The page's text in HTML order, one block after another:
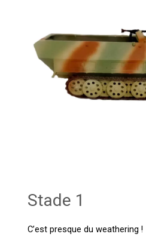
Stade 1
C’est presque du weathering !